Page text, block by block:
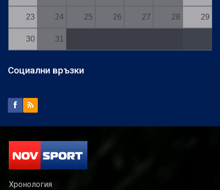
23 24 25 26 27 28 29
30 31
Социални връзки
Хронология